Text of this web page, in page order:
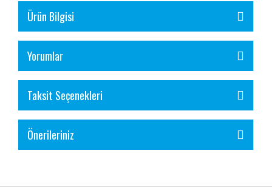
Ürün Bilgisi
Yorumlar
Taksit Seçenekleri
Önerileriniz